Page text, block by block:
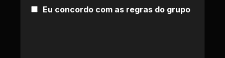
Eu concordo com as regras do grupo